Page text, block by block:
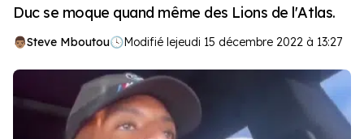
Duc se moque quand même des Lions de l'Atlas.
Steve Mboutou🕓Modifié lejeudi 15 décembre 2022 à 13:27